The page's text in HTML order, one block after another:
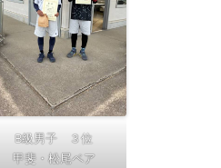
B級男子 ３位
甲斐・松尾ペア